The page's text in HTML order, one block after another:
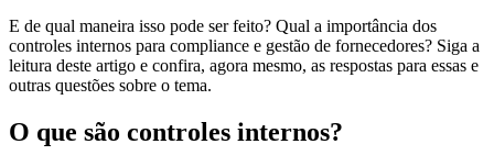
E de qual maneira isso pode ser feito? Qual a importância dos
controles internos para compliance e gestão de fornecedores? Siga a
leitura deste artigo e confira, agora mesmo, as respostas para essas e
outras questões sobre o tema.
O que são controles internos?